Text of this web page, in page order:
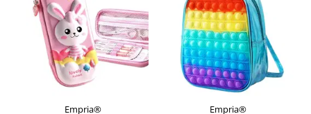
Empria® Empria®